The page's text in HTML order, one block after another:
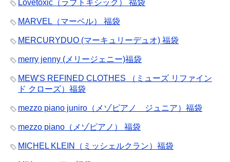
Lovetoxic（ラブトキシック） 福袋
MARVEL（マーベル） 福袋
MERCURYDUO (マーキュリーデュオ) 福袋
merry jenny (メリージェニー)福袋
MEW'S REFINED CLOTHES （ミューズ リファイン
ド クローズ）福袋
mezzo piano juniro（メゾピアノ ジュニア）福袋
mezzo piano（メゾピアノ） 福袋
MICHEL KLEIN（ミッシェルクラン）福袋